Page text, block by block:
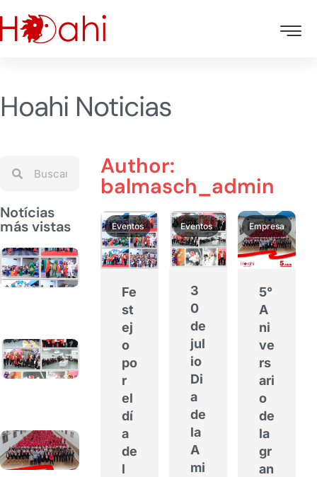
Hoahi Noticias
Notícias
más vistas
Festejo
por el
día del
30 de
julio Dia
Amistad
17/08/2022
Aniversario
Author:
balmasch_admin
Eventos
Fe
st
ej
o
po
r
el
dí
a
de
l
Eventos
3
0
de
jul
io
Di
a
de
la
A
mi
Empresa
5°
A
ni
ve
rs
ari
o
de
la
gr
an